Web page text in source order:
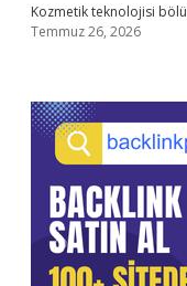
Kozmetik teknolojisi
Temmuz 26, 2026